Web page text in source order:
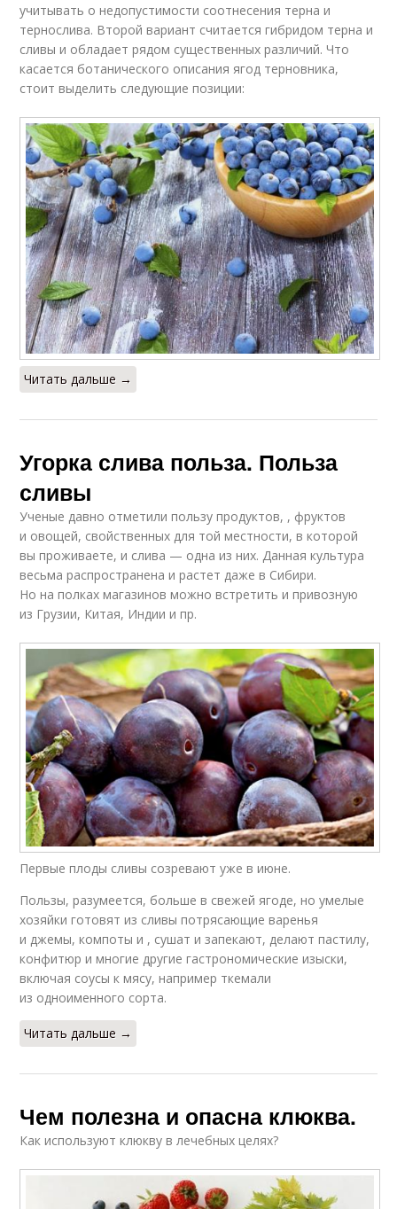
учитывать о недопустимости соотнесения терна и
тернослива. Второй вариант считается гибридом терна и
сливы и обладает рядом существенных различий. Что
касается ботанического описания ягод терновника,
стоит выделить следующие позиции:
Читать дальше →
Угорка слива польза. Польза
сливы
Ученые давно отметили пользу продуктов, , фруктов
и овощей, свойственных для той местности, в которой
вы проживаете, и слива — одна из них. Данная культура
весьма распространена и растет даже в Сибири.
Но на полках магазинов можно встретить и привозную
из Грузии, Китая, Индии и пр.
Первые плоды сливы созревают уже в июне.
Пользы, разумеется, больше в свежей ягоде, но умелые
хозяйки готовят из сливы потрясающие варенья
и джемы, компоты и , сушат и запекают, делают пастилу,
конфитюр и многие другие гастрономические изыски,
включая соусы к мясу, например ткемали
из одноименного сорта.
Читать дальше →
Чем полезна и опасна клюква.
Как используют клюкву в лечебных целях?